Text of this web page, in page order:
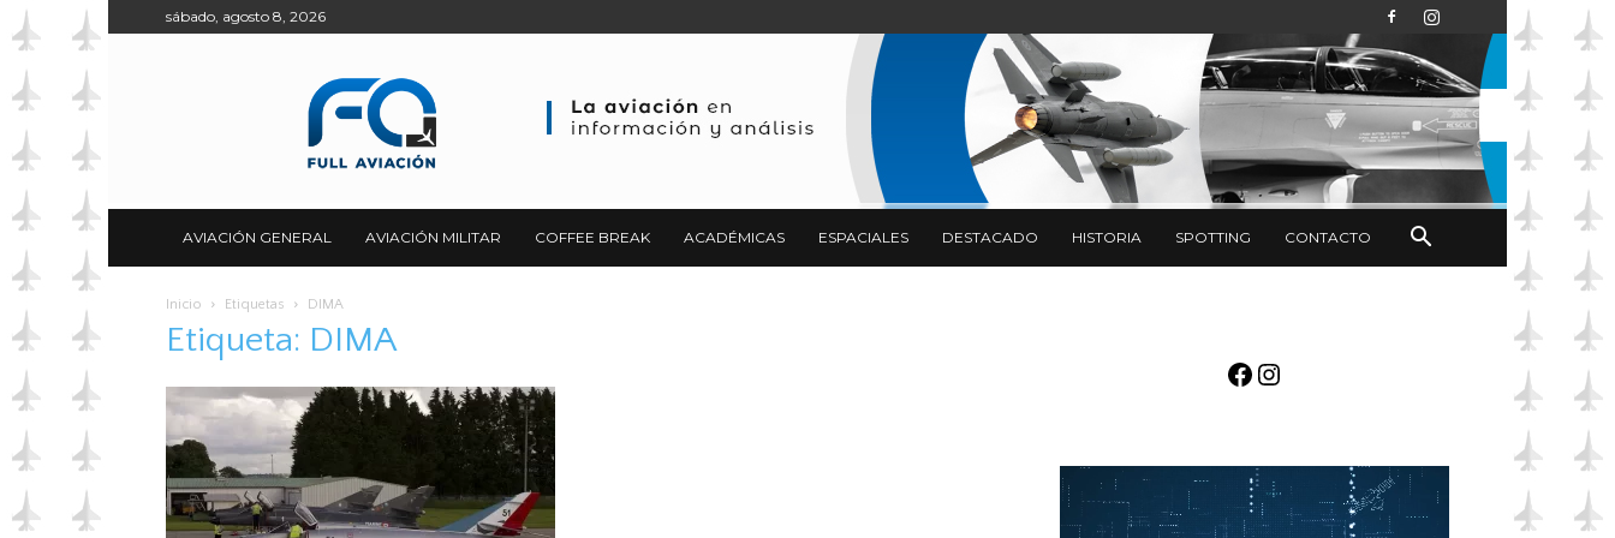
sábado, agosto 8, 2026
AVIACIÓN GENERAL AVIACIÓN MILITAR COFFEE BREAK ACADÉMICAS ESPACIALES DESTACADO HISTORIA SPOTTING CONTACTO
Inicio Etiquetas DIMA
Etiqueta: DIMA
Facebook
Instagram